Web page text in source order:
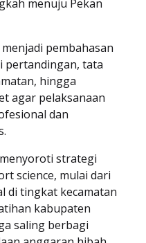
menuju Pekan
pembahasan
pertandingan, tata
hingga
agar pelaksanaan
dan
strategi
science, mulai dari
di tingkat kecamatan
kabupaten
saling berbagi